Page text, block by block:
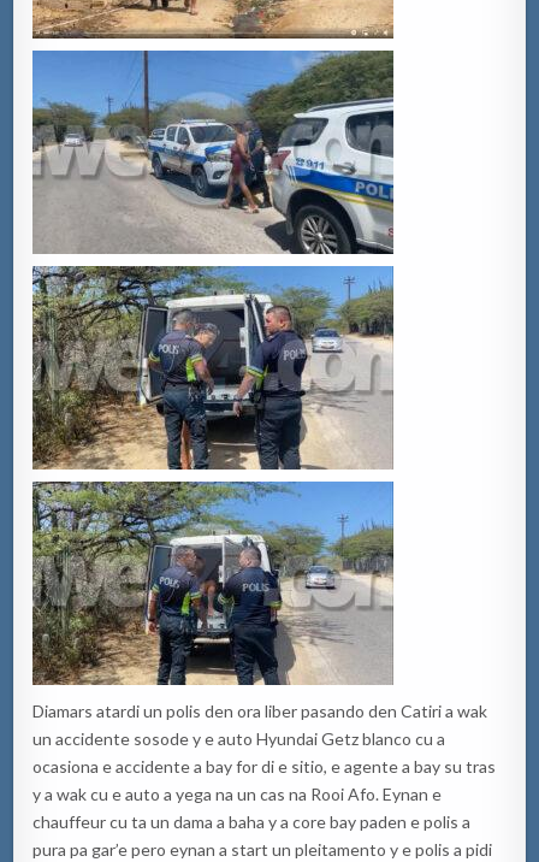
Diamars atardi un polis den ora liber pasando den Catiri a wak
un accidente sosode y e auto Hyundai Getz blanco cu a
ocasiona e accidente a bay for di e sitio, e agente a bay su tras
y a wak cu e auto a yega na un cas na Rooi Afo. Eynan e
chauffeur cu ta un dama a baha y a core bay paden e polis a
pura pa gar’e pero eynan a start un pleitamento y e polis a pidi